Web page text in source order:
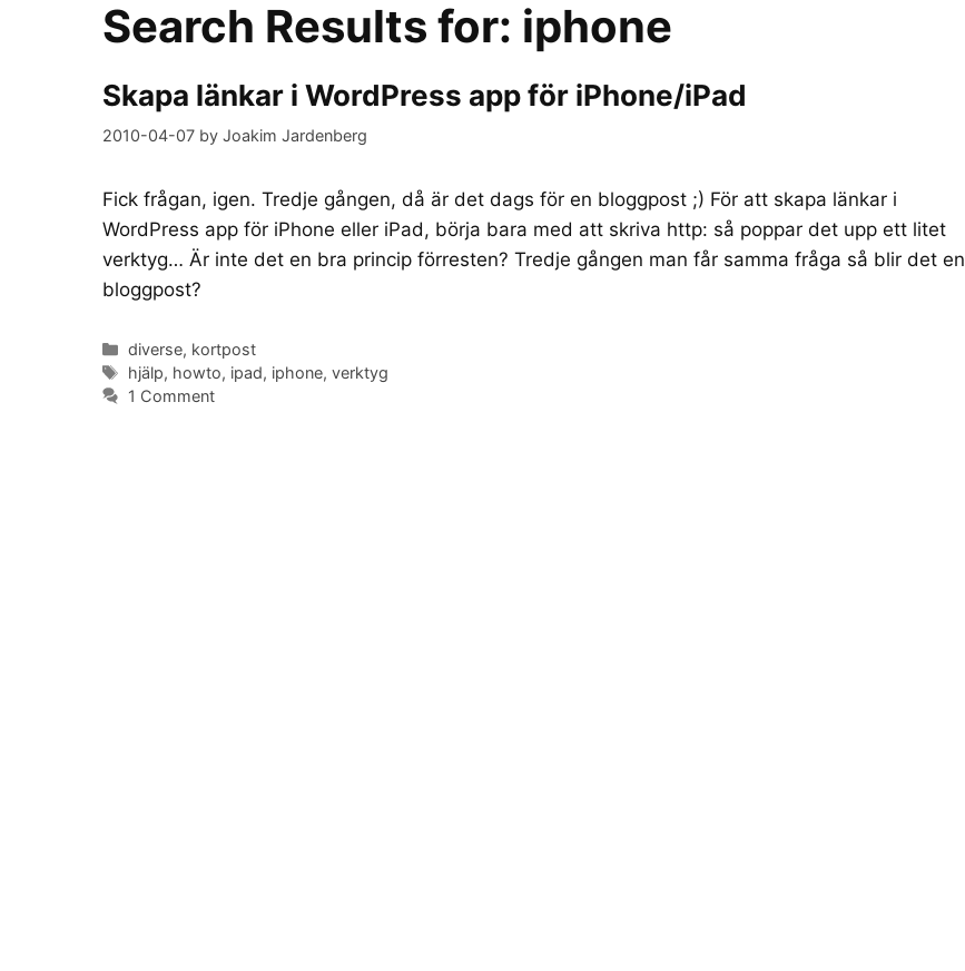
Search Results for: iphone
Skapa länkar i WordPress app för iPhone/iPad
2010-04-07 by Joakim Jardenberg
Fick frågan, igen. Tredje gången, då är det dags för en bloggpost ;) För att skapa länkar i
WordPress app för iPhone eller iPad, börja bara med att skriva http: så poppar det upp ett litet
verktyg… Är inte det en bra princip förresten? Tredje gången man får samma fråga så blir det en
bloggpost?
Categories
diverse, kortpost
Tags
hjälp, howto, ipad, iphone,verktyg
1 Comment